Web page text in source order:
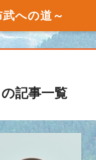
への道～
の記事一覧